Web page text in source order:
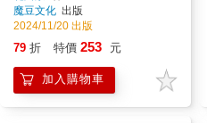
魔豆文化 出版
2024/11/20 出版
79 折 特價 253 元
加入購物車